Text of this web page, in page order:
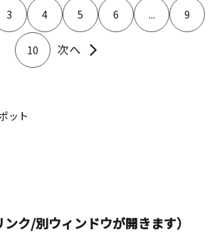
3 4 5 6 ... 9
10
ット
ンク/別ウィンドウが開きます）